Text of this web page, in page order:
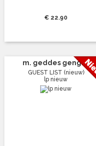
€ 22.90
m. geddes gengr...
GUEST LIST (nieuw)
lp nieuw